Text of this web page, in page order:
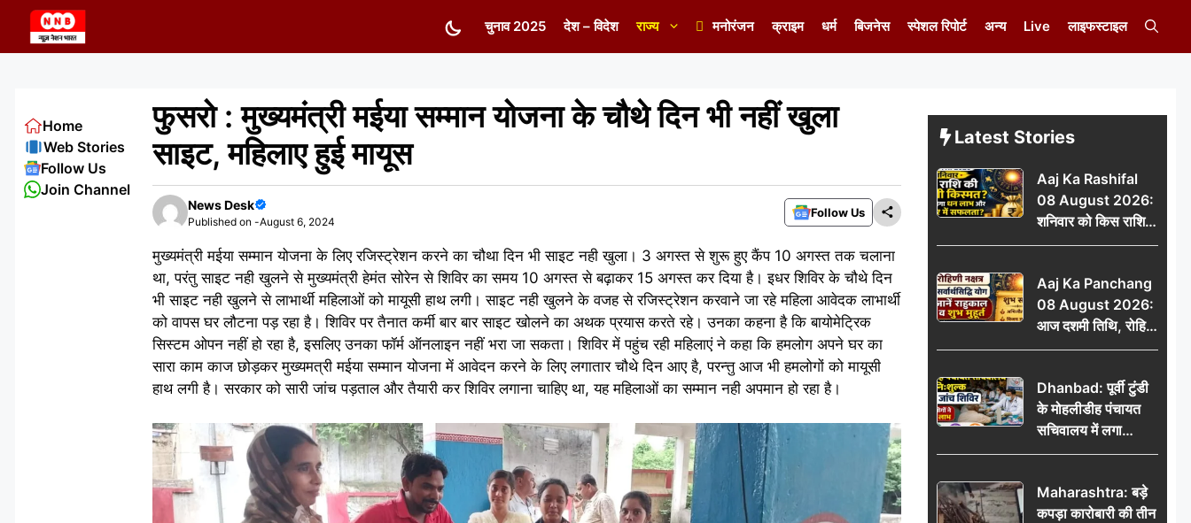
content
चुनाव 2025 देश – विदेश राज्य मनोरंजन क्राइम धर्म बिजनेस स्पेशल रिपोर्ट अन्य Live लाइफस्टाइल
फुसरो : मुख्यमंत्री मईया सम्मान योजना के चौथे दिन भी नहीं खुला
साइट, महिलाए हुई मायूस
News Desk
Published on -August 6, 2024
Follow Us
मुख्यमंत्री मईया सम्मान योजना के लिए रजिस्ट्रेशन करने का चौथा दिन भी साइट नही खुला। 3 अगस्त से शुरू हुए कैंप 10 अगस्त तक चलाना
था, परंतु साइट नही खुलने से मुख्यमंत्री हेमंत सोरेन से शिविर का समय 10 अगस्त से बढ़ाकर 15 अगस्त कर दिया है। इधर शिविर के चौथे दिन
भी साइट नही खुलने से लाभार्थी महिलाओं को मायूसी हाथ लगी। साइट नही खुलने के वजह से रजिस्ट्रेशन करवाने जा रहे महिला आवेदक लाभार्थी
को वापस घर लौटना पड़ रहा है। शिविर पर तैनात कर्मी बार बार साइट खोलने का अथक प्रयास करते रहे। उनका कहना है कि बायोमेट्रिक
सिस्टम ओपन नहीं हो रहा है, इसलिए उनका फॉर्म ऑनलाइन नहीं भरा जा सकता। शिविर में पहुंच रही महिलाएं ने कहा कि हमलोग अपने घर का
सारा काम काज छोड़कर मुख्यमत्री मईया सम्मान योजना में आवेदन करने के लिए लगातार चौथे दिन आए है, परन्त्तु आज भी हमलोगों को मायूसी
हाथ लगी है। सरकार को सारी जांच पड़ताल और तैयारी कर शिविर लगाना चाहिए था, यह महिलाओं का सम्मान नही अपमान हो रहा है।
Home
Web Stories
Follow Us
Join Channel
Latest Stories
Aaj Ka Rashifal
08 August 2026:
शनिवार को किस राशि
की चमकेगी किस्मत,
और करियर में सफलता?
Aaj Ka Panchang
08 August 2026:
आज दशमी तिथि, रोहिणी
नक्षत्र और सर्वार्थसिद्धि
शुभ मुहूर्त
Dhanbad: पूर्वी टुंडी
के मोहलीडीह पंचायत
सचिवालय में लगा
निःशुल्क स्वास्थ्य जांच
उठाया लाभ
Maharashtra: बड़े
कपड़ा कारोबारी की तीन